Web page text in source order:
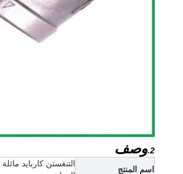
2. وصف
اسم المنتج